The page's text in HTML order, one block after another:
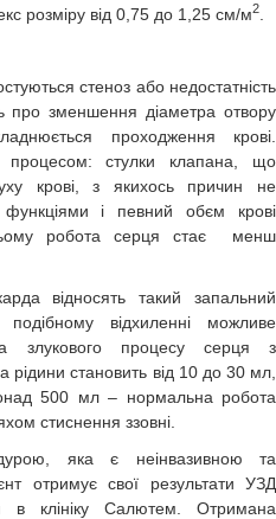
розміру від 0,75 до 1,25 см/м2
стеноз або недостатність
про зменшення діаметра отвору
проходження крові.
процесом: стулки клапана, що
крові, з якихось причин не
і певний обєм крові
робота серця стає менш
відносять такий запальний
відхиленні можливе
злукового процесу серця з
становить від 10 до 30 мл,
500 мл – нормальна робота
стиснення ззовні.
яка є неінвазивною та
отримує свої результати УЗД
клініку Салютем. Отримана